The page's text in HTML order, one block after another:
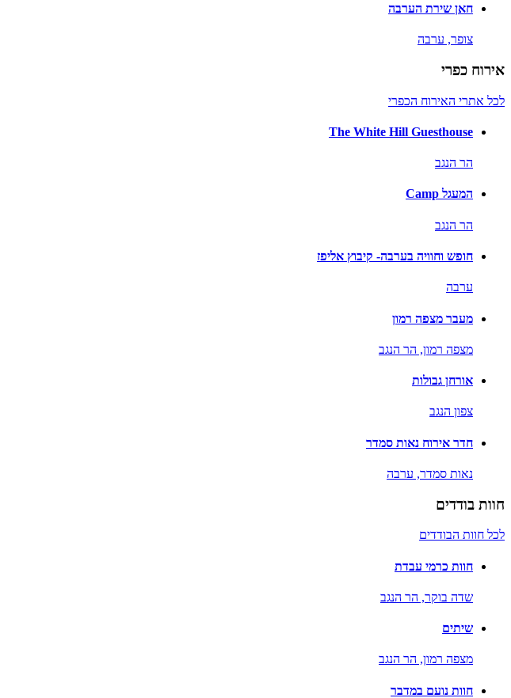
חאן שירת הערבה
צופר, ערבה
אירוח כפרי
לכל אתרי האירוח הכפרי
The White Hill Guesthouse
הר הנגב
המעגל Camp
הר הנגב
חופש וחוויה בערבה- קיבוץ אליפז
ערבה
מעבר מצפה רמון
מצפה רמון, הר הנגב
אורחן גבולות
צפון הנגב
חדר אירוח נאות סמדר
נאות סמדר, ערבה
חוות בודדים
לכל חוות הבודדים
חוות כרמי עבדת
שדה בוקר, הר הנגב
שיתים
מצפה רמון, הר הנגב
חוות נועם במדבר